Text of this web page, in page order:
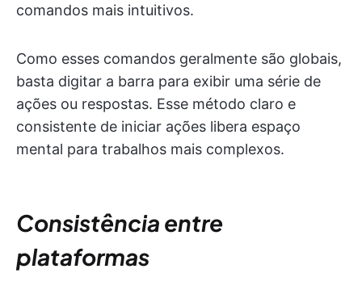
comandos mais intuitivos.
Como esses comandos geralmente são globais,
basta digitar a barra para exibir uma série de
ações ou respostas. Esse método claro e
consistente de iniciar ações libera espaço
mental para trabalhos mais complexos.
Consistência entre
plataformas